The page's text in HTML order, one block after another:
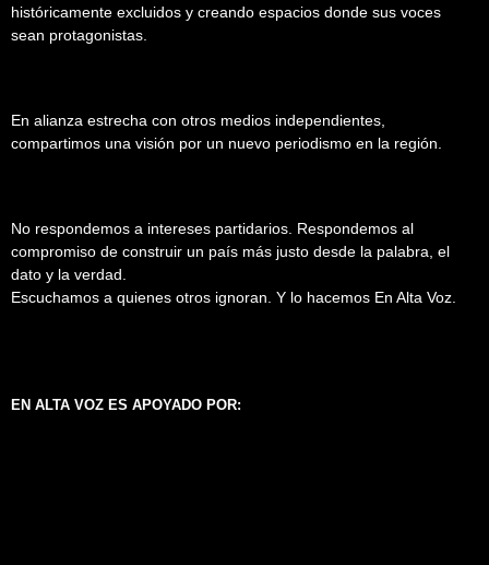
históricamente excluidos y creando espacios donde sus voces
sean protagonistas.
En alianza estrecha con otros medios independientes,
compartimos una visión por un nuevo periodismo en la región.
No respondemos a intereses partidarios. Respondemos al
compromiso de construir un país más justo desde la palabra, el
dato y la verdad.
Escuchamos a quienes otros ignoran. Y lo hacemos En Alta Voz.
EN ALTA VOZ ES APOYADO POR: